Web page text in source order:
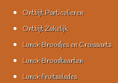
Ontbijt Particulieren
Ontbijt Zakelijk
Lunch Broodjes en Croissants
Lunch Broodtaarten
Lunch Fruitsalades